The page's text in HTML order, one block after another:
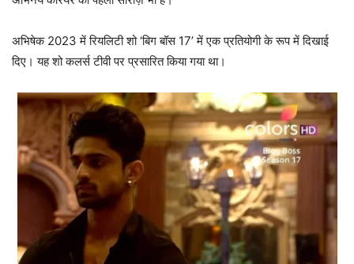
अभिषेक 2023 में रियलिटी शो ‘बिग बॉस 17’ में एक प्रतियोगी के रूप में दिखाई
दिए। यह शो कलर्स टीवी पर प्रसारित किया गया था।